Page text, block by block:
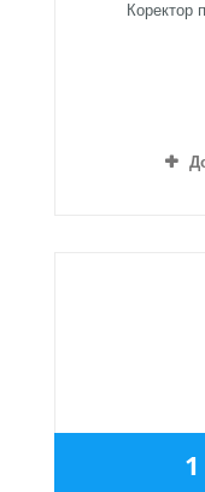
Коректор